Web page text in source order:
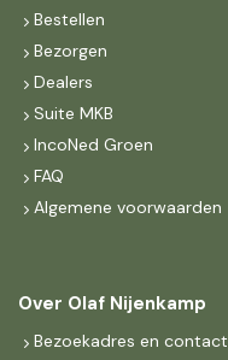
Bestellen
Bezorgen
Dealers
Suite MKB
IncoNed Groen
FAQ
Algemene voorwaarden
Over Olaf Nijenkamp
Bezoekadres en contact